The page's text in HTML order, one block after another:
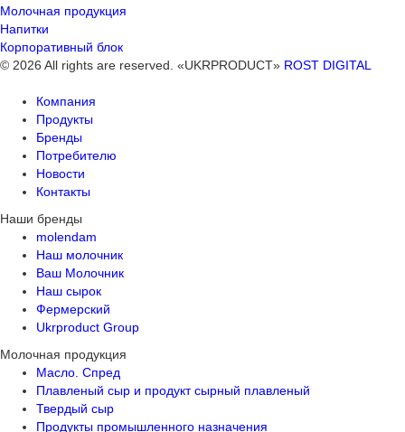
Молочная продукция
Напитки
Корпоративный блок
© 2026 All rights are reserved. «UKRPRODUCT» ROST DIGITAL
Компания
Продукты
Бренды
Потребителю
Новости
Контакты
Наши бренды
molendam
Наш молочник
Ваш Молочник
Наш сырок
Фермерский
Ukrproduct Group
Молочная продукция
Масло. Спред
Плавленый сыр и продукт сырный плавленый
Твердый сыр
Продукты промышленного назначения